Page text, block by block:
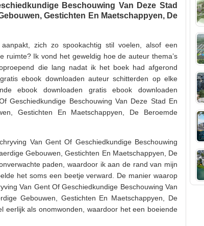
Beschouwing Van Deze Stad
Gestichten En Maetschappyen, De
zich zo spookachtig stil voelen, alsof een
Ik vond het geweldig hoe de auteur thema’s
die lang nadat ik het boek had afgerond
ebook downloaden auteur schitterden op elke
ebook downloaden gratis ebook downloaden
Geschiedkundige Beschouwing Van Deze Stad En
Gestichten En Maetschappyen, De Beroemde
Van Gent Of Geschiedkundige Beschouwing
Gebouwen, Gestichten En Maetschappyen, De
paden, waardoor ik aan de rand van mijn
het soms een beetje verward. De manier waarop
Van Gent Of Geschiedkundige Beschouwing Van
Gebouwen, Gestichten En Maetschappyen, De
eerlijk als onomwonden, waardoor het een boeiende